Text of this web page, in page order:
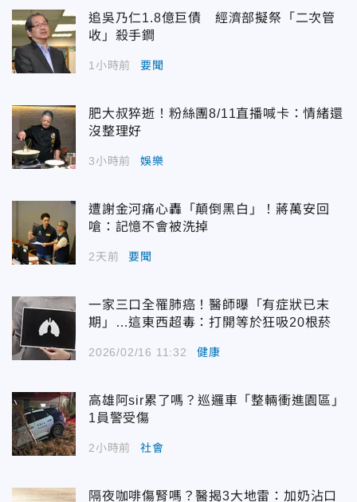
追吳乃仁1.8億巨債 經濟部擬祭「二次管
收」殺手鐧
1小時前 要聞
肥大叔猝逝！粉絲團8/11直播喊卡：情緒還
沒整理好
3小時前 娛樂
遭謝金河痛心轟「顛倒黑白」！蔣萬安回
嗆：記憶不會被洗掉
2天前 要聞
一家三口全罹肺癌！醫師曝「有症狀已末
期」…這東西超毒：打開等於狂吸20根菸
2026/02/16 11:32 健康
高雄阿sir累了嗎？巡邏車「整輛衝進園區」
1員警受傷
2小時前 社會
隔夜咖啡傷腎嗎？醫揭3大地雷：加奶沾口